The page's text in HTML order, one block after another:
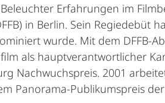
Erfahrungen im
in Berlin. Sein Regiedebüt
wurde. Mit dem DFFB-
als hauptverantwortlicher
Nachwuchspreis. 2001
Panorama-Publikumspreis